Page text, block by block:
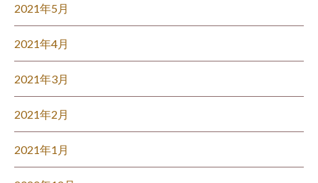
2021年5月
2021年4月
2021年3月
2021年2月
2021年1月